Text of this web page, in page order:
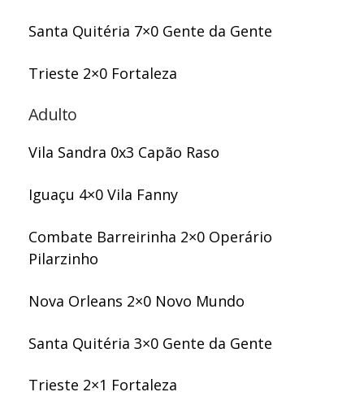
Santa Quitéria 7×0 Gente da Gente
Trieste 2×0 Fortaleza
Adulto
Vila Sandra 0x3 Capão Raso
Iguaçu 4×0 Vila Fanny
Combate Barreirinha 2×0 Operário
Pilarzinho
Nova Orleans 2×0 Novo Mundo
Santa Quitéria 3×0 Gente da Gente
Trieste 2×1 Fortaleza